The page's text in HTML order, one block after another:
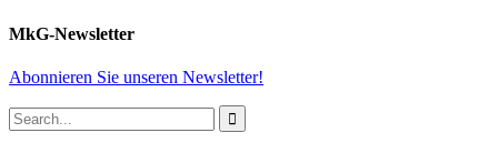
MkG-Newsletter
Abonnieren Sie unseren Newsletter!
